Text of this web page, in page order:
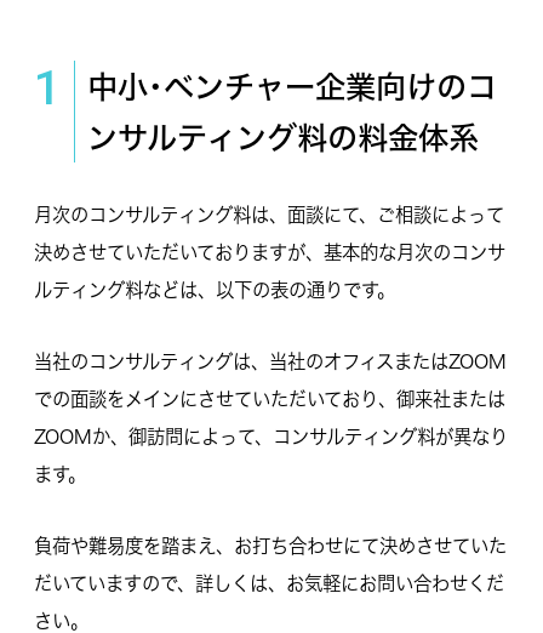
1
中小･ベンチャー企業向けのコ
ンサルティング料の料金体系
月次のコンサルティング料は、面談にて、ご相談によって
決めさせていただいておりますが、基本的な月次のコンサ
ルティング料などは、以下の表の通りです。
当社のコンサルティングは、当社のオフィスまたはZOOM
での面談をメインにさせていただいており、御来社または
ZOOMか、御訪問によって、コンサルティング料が異なり
ます。
負荷や難易度を踏まえ、お打ち合わせにて決めさせていた
だいていますので、詳しくは、お気軽にお問い合わせくだ
さい。